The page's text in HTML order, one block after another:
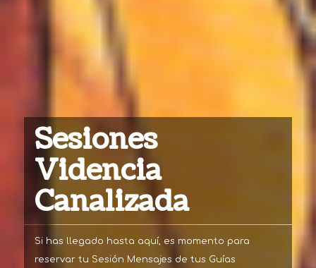
Sesiones
Videncia
Canalizada
Si has llegado hasta aquí, es momento para
reservar tu Sesión Mensajes de tus Guías